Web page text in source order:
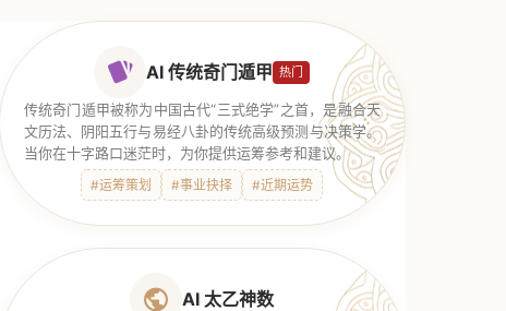
AI 传统奇门遁甲 热门
传统奇门遁甲被称为中国古代“三式绝学”之首，是融合天
文历法、阴阳五行与易经八卦的传统高级预测与决策学。
当你在十字路口迷茫时，为你提供运筹参考和建议。
#运筹策划 #事业抉择 #近期运势
AI 太乙神数